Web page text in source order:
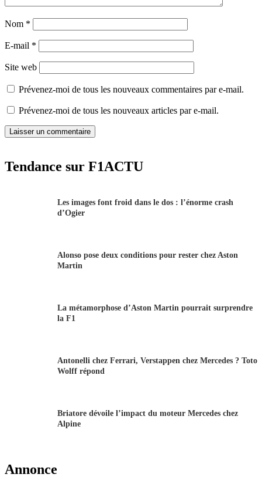
Nom *
E-mail *
Site web
Prévenez-moi de tous les nouveaux commentaires par e-mail.
Prévenez-moi de tous les nouveaux articles par e-mail.
Tendance sur F1ACTU
Les images font froid dans le dos : l’énorme crash
d’Ogier
Alonso pose deux conditions pour rester chez Aston
Martin
La métamorphose d’Aston Martin pourrait surprendre
la F1
Antonelli chez Ferrari, Verstappen chez Mercedes ? Toto
Wolff répond
Briatore dévoile l’impact du moteur Mercedes chez
Alpine
Annonce